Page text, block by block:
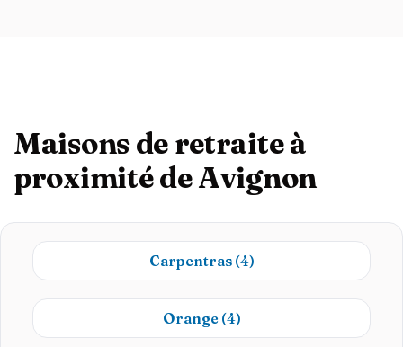
Maisons de retraite à
proximité de Avignon
Carpentras (4)
Orange (4)